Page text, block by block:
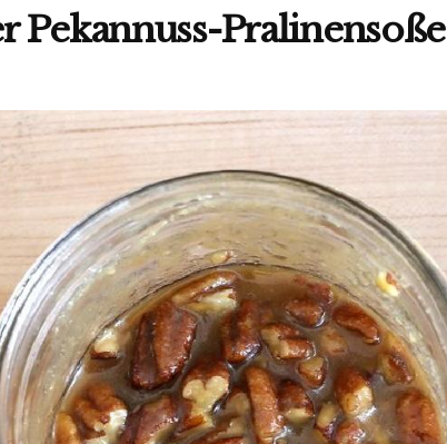
Pekannuss-Pralinensoße